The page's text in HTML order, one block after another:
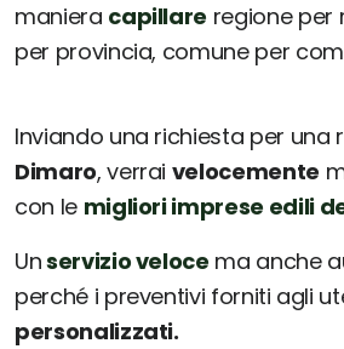
maniera capillare regione per
per provincia, comune per
Inviando una richiesta per una
Dimaro, verrai velocemente
con le migliori imprese edili
Unservizio veloce ma anche
perché i preventivi forniti agli
personalizzati.